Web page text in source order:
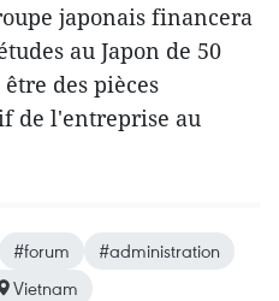
japonais financera
au Japon de 50
​des pièces
de l'entreprise au
#forum
#administration
Vietnam